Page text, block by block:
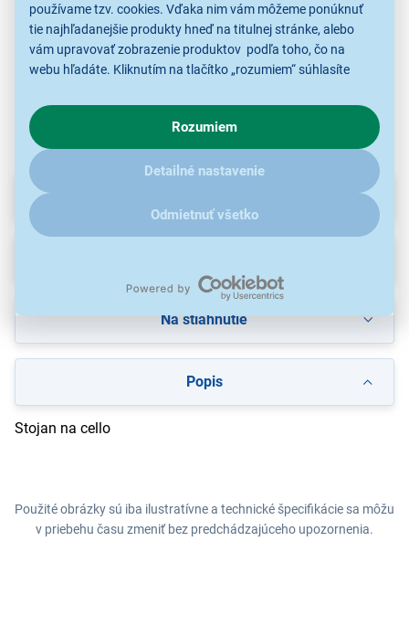
používame tzv. cookies. Vďaka nim vám môžeme ponúknuť
tie najhľadanejšie produkty hneď na titulnej stránke, alebo
vám upravovať zobrazenie produktov podľa toho, čo na
webu hľadáte. Kliknutím na tlačítko „rozumiem“ súhlasíte
o chovaní na webe pre zobrazovaní cielených reklám.
V prípade že vás zaujímajú detaily, ako u nás s cookies a
ďalšími údaji pracujeme, kliknitesem.
Rozumiem
Detailné nastavenie
Odmietnuť všetko
Držiaky / stojany / lýry
hudobných nástrojov
Držiaky / stojany / lýry
hudobných nástrojov
Držiaky / stojany / lýry
hudobných nástrojov
Popis
Stojan na cello
Na stiahnutie
Použité obrázky sú iba ilustratívne a technické špecifikácie sa môžu
v priebehu času zmeniť bez predchádzajúceho upozornenia.